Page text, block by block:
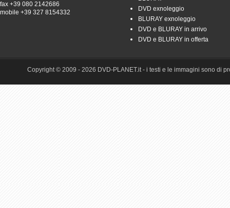
fax +39 080 2142686
mobile +39 327 8154332
DVD exnoleggio
BLURAY exnoleggio
DVD e BLURAY in arrivo
DVD e BLURAY in offerta
Copyright © 2009 - 2026 DVD-PLANET.it - i testi e le immagini sono di